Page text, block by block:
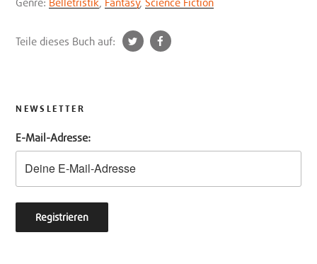
Teile dieses Buch auf:
t
NEWSLETTER
E-Mail-Adresse: